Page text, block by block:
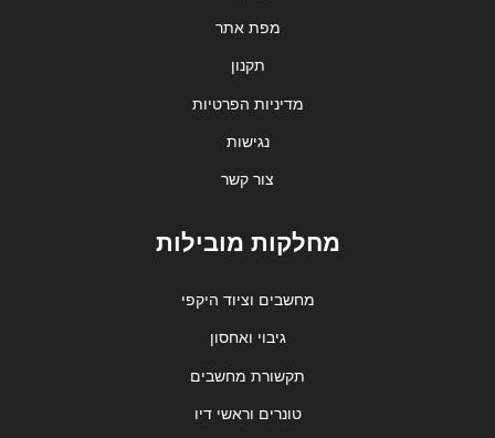
מפת אתר
תקנון
מדיניות הפרטיות
נגישות
צור קשר
מחלקות מובילות
מחשבים וציוד היקפי
גיבוי ואחסון
תקשורת מחשבים
טונרים וראשי דיו